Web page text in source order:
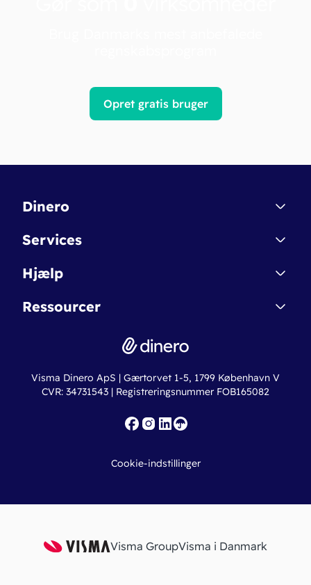
Opret gratis bruger
Dinero
Kontakt
Betingelser & Sikkerhed
Nye funktioner
Services
Dinero Starter
Dinero Pro
Erhvervslån
Fakturaskabeloner
Hjælp
Regnskabsordbogen
Online regnskabskurser
Ressourcer
Ny virksomhed
Iværksætterlegat
Visma Dinero ApS | Gærtorvet 1-5, 1799 København V
CVR: 34731543 | Registreringsnummer FOB165082
Cookie-indstillinger
Visma GroupVisma i Danmark